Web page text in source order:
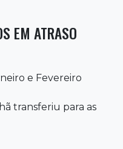
EM ATRASO
e Fevereiro
transferiu para as